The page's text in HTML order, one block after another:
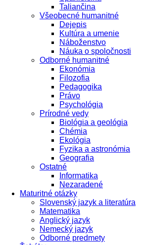
Taliančina
Všeobecné humanitné
Dejepis
Kultúra a umenie
Náboženstvo
Náuka o spoločnosti
Odborné humanitné
Ekonómia
Filozofia
Pedagogika
Právo
Psychológia
Prírodné vedy
Biológia a geológia
Chémia
Ekológia
Fyzika a astronómia
Geografia
Ostatné
Informatika
Nezaradené
Maturitné otázky
Slovenský jazyk a literatúra
Matematika
Anglický jazyk
Nemecký jazyk
Odborné predmety